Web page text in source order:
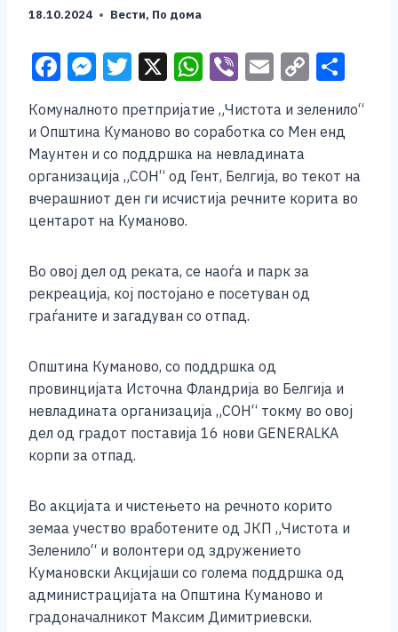
18.10.2024 Вести, По дома
F
c
e
b
o
o
k
M
ss
e
n
g
er
T
tt
er
X W
at
s
A
p
Vi
er
E
ai
l
C
p
Li
n
h
ar
Комуналното претпријатие „Чистота и зеленило“
и Општина Куманово во соработка со Мен енд
Маунтен и со поддршка на невладината
организација „СОН“ од Гент, Белгија, во текот на
вчерашниот ден ги исчистија речните корита во
центарот на Куманово.
Во овој дел од реката, се наоѓа и парк за
рекреација, кој постојано е посетуван од
граѓаните и загадуван со отпад.
Општина Куманово, со поддршка од
провинцијата Источна Фландрија во Белгија и
невладината организација „СОН“ токму во овој
дел од градот поставија 16 нови GENERALKA
корпи за отпад.
Во акцијата и чистењето на речното корито
земаа учество вработените од ЈКП „Чистота и
Зеленило“ и волонтери од здружението
Кумановски Акцијаши со голема поддршка од
администрацијата на Општина Куманово и
градоначалникот Максим Димитриевски.